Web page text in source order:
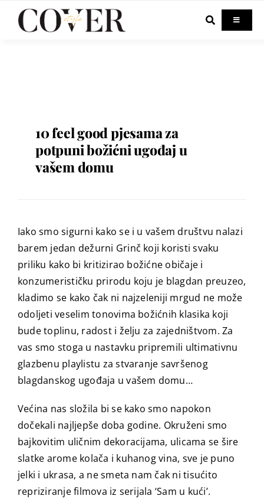
Toggle
Out & About
10 feel good pjesama za
potpuni božićni ugođaj u
vašem domu
Iako smo sigurni kako se i u vašem društvu nalazi
barem jedan dežurni Grinč koji koristi svaku
priliku kako bi kritizirao božićne običaje i
konzumerističku prirodu koju je blagdan preuzeo,
kladimo se kako čak ni najzeleniji mrgud ne može
odoljeti veselim tonovima božićnih klasika koji
bude toplinu, radost i želju za zajedništvom. Za
vas smo stoga u nastavku pripremili ultimativnu
glazbenu playlistu za stvaranje savršenog
blagdanskog ugođaja u vašem domu…
Većina nas složila bi se kako smo napokon
dočekali najljepše doba godine. Okruženi smo
bajkovitim uličnim dekoracijama, ulicama se šire
slatke arome kolača i kuhanog vina, sve je puno
jelki i ukrasa, a ne smeta nam čak ni tisućito
repriziranje filmova iz serijala ‘Sam u kući’.